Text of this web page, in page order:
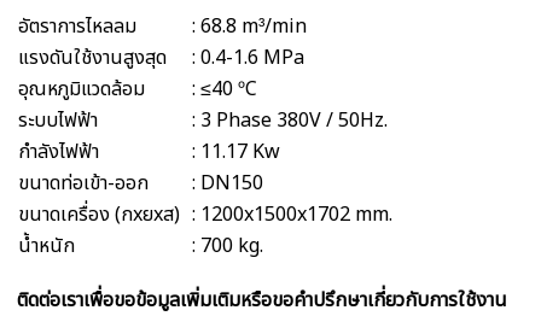
อัตราการไหลลม
: 68.8 m³/min
แรงดันใช้งานสูงสุด
: 0.4-1.6 MPa
อุณหภูมิแวดล้อม
: ≤40 ºC
ระบบไฟฟ้า
: 3 Phase 380V / 50Hz.
กำลังไฟฟ้า
: 11.17 Kw
ขนาดท่อเข้า-ออก
: DN150
ขนาดเครื่อง (กxยxส) : 1200x1500x1702 mm.
น้ำหนัก
: 700 kg.
ติดต่อเราเพื่อขอข้อมูลเพิ่มเติมหรือขอคำปรึกษาเกี่ยวกับการใช้งาน